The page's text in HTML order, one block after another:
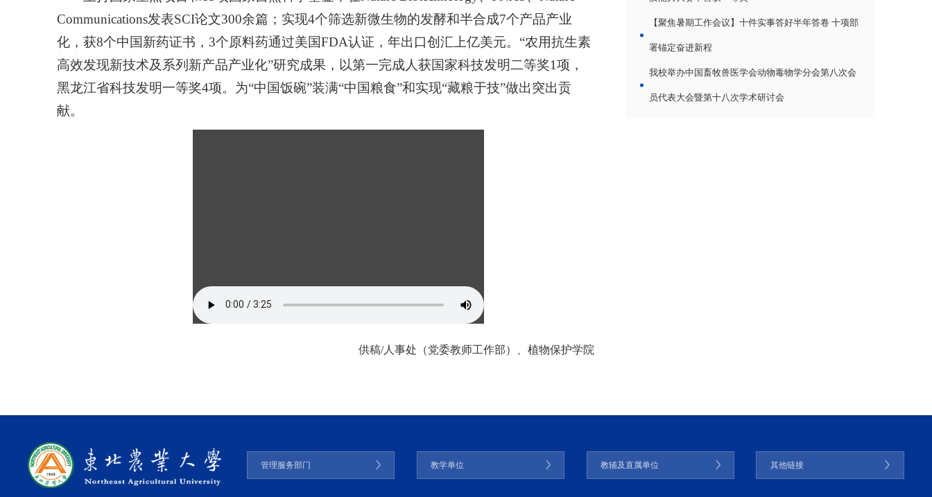
Communications发表SCI论文300余篇；实现4个筛选新微生物的发酵和半合成7个产品产业
化，获8个中国新药证书，3个原料药通过美国FDA认证，年出口创汇上亿美元。“农用抗生素
高效发现新技术及系列新产品产业化”研究成果，以第一完成人获国家科技发明二等奖1项，
黑龙江省科技发明一等奖4项。为“中国饭碗”装满“中国粮食”和实现“藏粮于技”做出突出贡
献。
供稿/人事处（党委教师工作部）、植物保护学院
【聚焦暑期工作会议】十件实事答好半年答卷 十项部
署锚定奋进新程
我校举办中国畜牧兽医学会动物毒物学分会第八次会
员代表大会暨第十八次学术研讨会
管理服务部门 教学单位 教辅及直属单位 其他链接